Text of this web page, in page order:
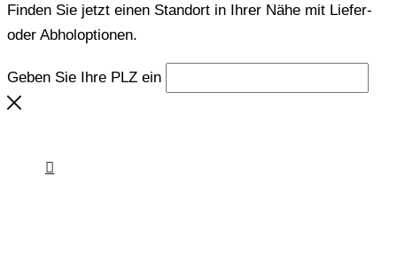
Finden Sie jetzt einen Standort in Ihrer Nähe mit Liefer-
oder Abholoptionen.
Geben Sie Ihre PLZ ein